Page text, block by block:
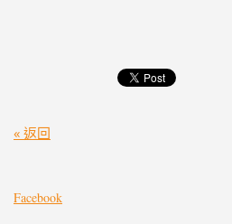
« 返回
Facebook